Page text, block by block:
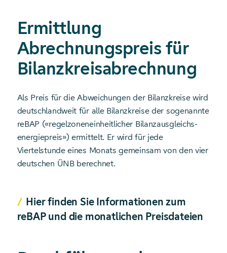
Ermittlung
Abrechnungs­preis für
Bilanzkreis­abrechnung
Als Preis für die Abweichungen der Bilanzkreise wird
deutschlandweit für alle Bilanzkreise der sogenannte
reBAP («regelzonen­einheitlicher Bilanz­ausgleichs­
energiepreis») ermittelt. Er wird für jede
Viertelstunde eines Monats gemeinsam von den vier
deutschen ÜNB berechnet.
Hier finden Sie Informationen zum
reBAP und die monatlichen Preisdateien